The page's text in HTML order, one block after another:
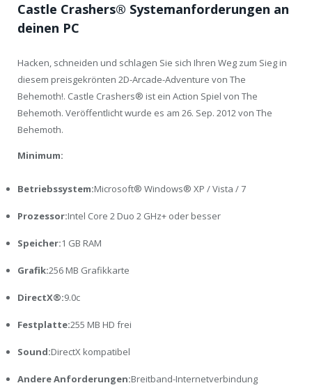
Castle Crashers® Systemanforderungen an
deinen PC
Hacken, schneiden und schlagen Sie sich Ihren Weg zum Sieg in
diesem preisgekrönten 2D-Arcade-Adventure von The
Behemoth!. Castle Crashers® ist ein Action Spiel von The
Behemoth. Veröffentlicht wurde es am 26. Sep. 2012 von The
Behemoth.
Minimum:
Betriebssystem:Microsoft® Windows® XP / Vista / 7
Prozessor:Intel Core 2 Duo 2 GHz+ oder besser
Speicher:1 GB RAM
Grafik:256 MB Grafikkarte
DirectX®:9.0c
Festplatte:255 MB HD frei
Sound:DirectX kompatibel
Andere Anforderungen:Breitband-Internetverbindung